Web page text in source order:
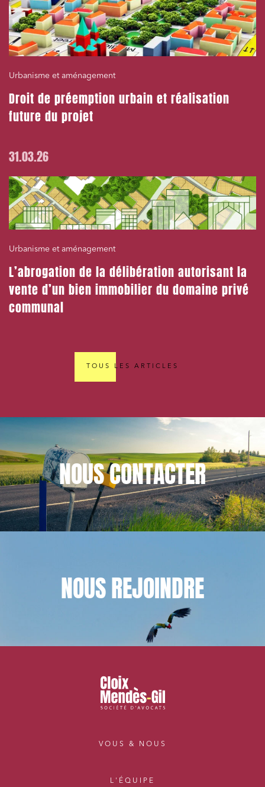
Urbanisme et aménagement
Droit de préemption urbain et réalisation
future du projet
31.03.26
Urbanisme et aménagement
L’abrogation de la délibération autorisant la
vente d’un bien immobilier du domaine privé
communal
TOUS LES ARTICLES
NOUSCONTACTER
NOUSREJOINDRE
VOUS & NOUS
L'ÉQUIPE